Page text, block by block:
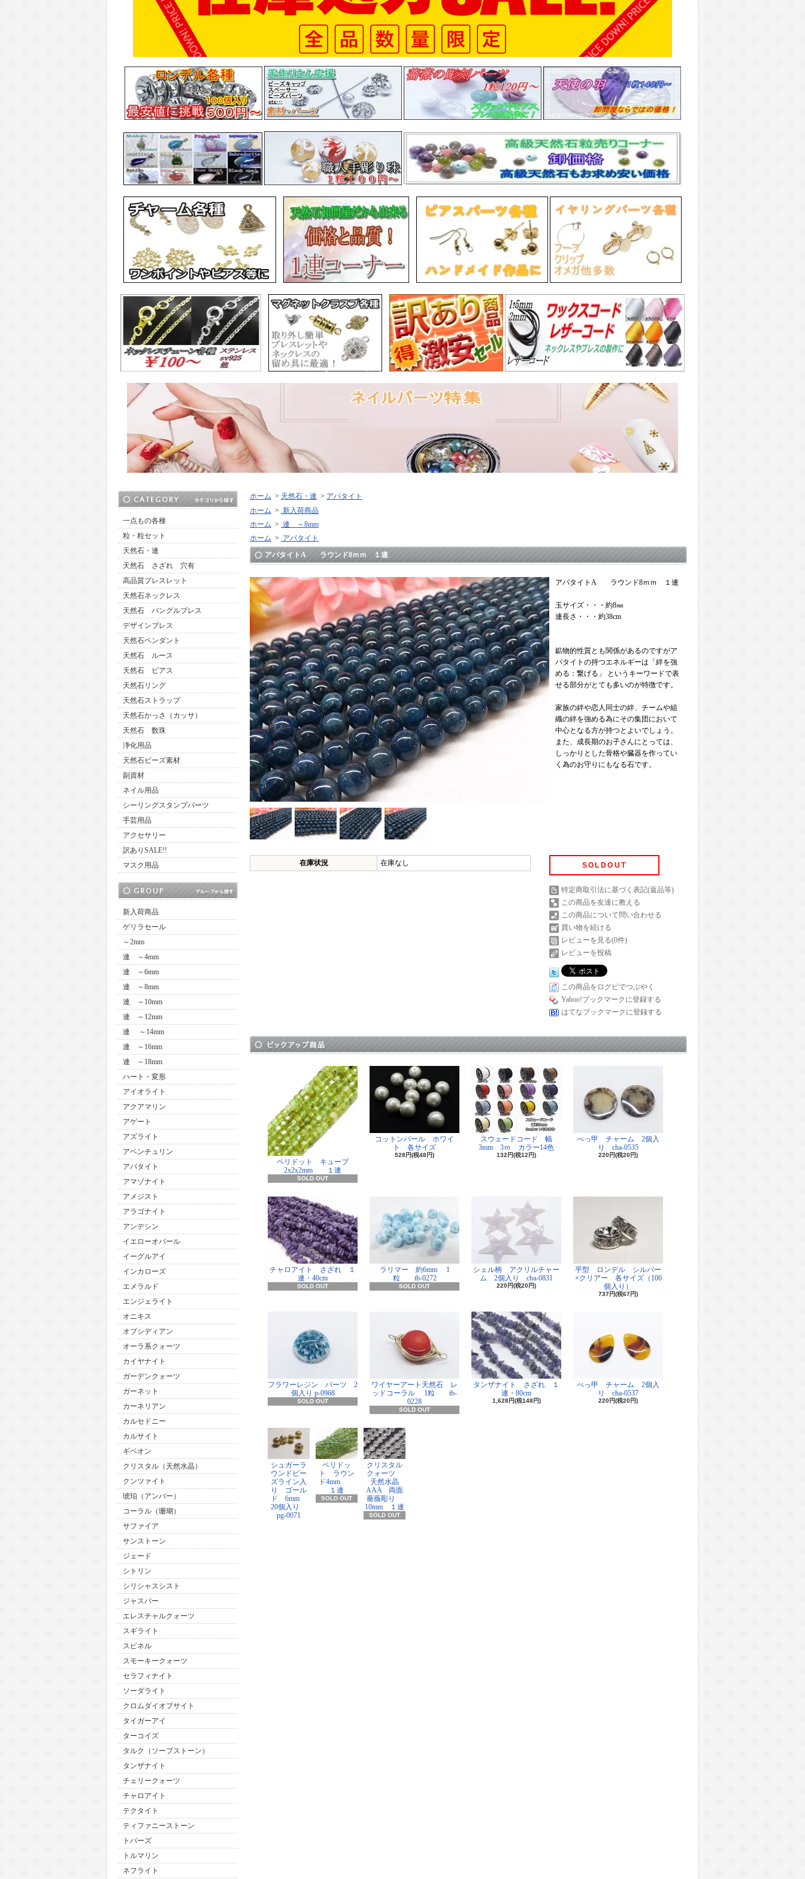
一点もの各種
粒・粒セット
天然石・連
天然石 さざれ 穴有
高品質ブレスレット
天然石ネックレス
天然石 バングルブレス
デザインブレス
天然石ペンダント
天然石 ルース
天然石 ピアス
天然石リング
天然石ストラップ
天然石かっさ（カッサ）
天然石 数珠
浄化用品
天然石ビーズ素材
副資材
ネイル用品
シーリングスタンプパーツ
手芸用品
アクセサリー
訳ありSALE!!
マスク用品
新入荷商品
ゲリラセール
～2mm
連 ～4mm
連 ～6mm
連 ～8mm
連 ～10mm
連 ～12mm
連 ～14mm
連 ～16mm
連 ～18mm
ハート・変形
アイオライト
アクアマリン
アゲート
アズライト
アベンチュリン
アパタイト
アマゾナイト
アメジスト
アラゴナイト
アンデシン
イエローオパール
イーグルアイ
インカローズ
エメラルド
エンジェライト
オニキス
オブシディアン
オーラ系クォーツ
カイヤナイト
ガーデンクォーツ
ガーネット
カーネリアン
カルセドニー
カルサイト
ギベオン
クリスタル（天然水晶）
クンツァイト
琥珀（アンバー）
コーラル（珊瑚）
サファイア
サンストーン
ジェード
シトリン
シリシャスシスト
ジャスパー
エレスチャルクォーツ
スギライト
スピネル
スモーキークォーツ
セラフィナイト
ソーダライト
クロムダイオプサイト
タイガーアイ
ターコイズ
タルク（ソープストーン）
タンザナイト
チェリークォーツ
チャロアイト
テクタイト
ティファニーストーン
トパーズ
トルマリン
ネフライト
ホーム > 天然石・連 > アパタイト
ホーム > 新入荷商品
ホーム > 連 ～8mm
ホーム > アパタイト
アパタイトA ラウンド8ｍｍ １連
アパタイトA ラウンド8ｍｍ １連
玉サイズ・・・約8㎜
連長さ・・・約38cm
鉱物的性質とも関係があるのですがア
パタイトの持つエネルギーは「絆を強
める：繋げる」 というキーワードで表
せる部分がとても多いのが特徴です。
家族の絆や恋人同士の絆、チームや組
織の絆を強める為にその集団において
中心となる方が持つとよいでしょう。
また、成長期のお子さんにとっては、
しっかりとした骨格や臓器を作ってい
く為のお守りにもなる石です。
在庫状況 在庫なし SOLDOUT
特定商取引法に基づく表記(返品等)
この商品を友達に教える
この商品について問い合わせる
買い物を続ける
レビューを見る(0件)
レビューを投稿
この商品をログピでつぶやく
Yahoo!ブックマークに登録する
はてなブックマークに登録する
ペリドット キューブ
2x2x2mm １連
SOLD OUT
コットンパール ホワイ
ト 各サイズ
528円(税48円)
スウェードコード 幅
3mm 3ｍ カラー14色
132円(税12円)
べっ甲 チャーム 2個入
り cha-0535
220円(税20円)
チャロアイト さざれ １
連・40cm
SOLD OUT
ラリマー 約6mm 1
粒 tb-0272
SOLD OUT
シェル柄 アクリルチャー
ム 2個入り cha-0831
220円(税20円)
平型 ロンデル シルバー
×クリアー 各サイズ（100
個入り）
737円(税67円)
フラワーレジン パーツ 2
個入り p-0968
SOLD OUT
ワイヤーアート天然石 レ
ッドコーラル 1粒 tb-
0228
SOLD OUT
タンザナイト さざれ １
連・80cm
1,628円(税148円)
べっ甲 チャーム 2個入
り cha-0537
220円(税20円)
シュガーラ
ウンドビー
ズライン入
り ゴール
ド 6mm
20個入り
pg-0071
ペリドッ
ト ラウン
ド4mm
１連
SOLD OUT
クリスタル
クォーツ
天然水晶
AAA 両面
薔薇彫り
10mm １連
SOLD OUT